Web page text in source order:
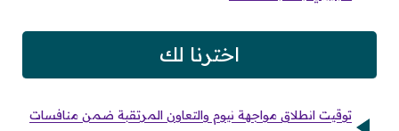
اخترنا لك
توقيت انطلاق مواجهة نيوم والتعاون المرتقبة ضمن منافسات